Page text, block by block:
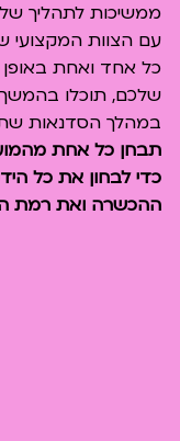
ממשיכות לתהליך של
עם הצוות המקצועי
כל אחד ואחת באופן
שלכם, תוכלו
במהלך הסדנאות
תבחן כל אחת
כדי לבחון את כל
ההכשרה ואת רמת